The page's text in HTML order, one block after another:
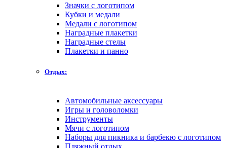
Значки с логотипом
Кубки и медали
Медали с логотипом
Наградные плакетки
Наградные стелы
Плакетки и панно
Отдых:
Автомобильные аксессуары
Игры и головоломки
Инструменты
Мячи с логотипом
Наборы для пикника и барбекю с логотипом